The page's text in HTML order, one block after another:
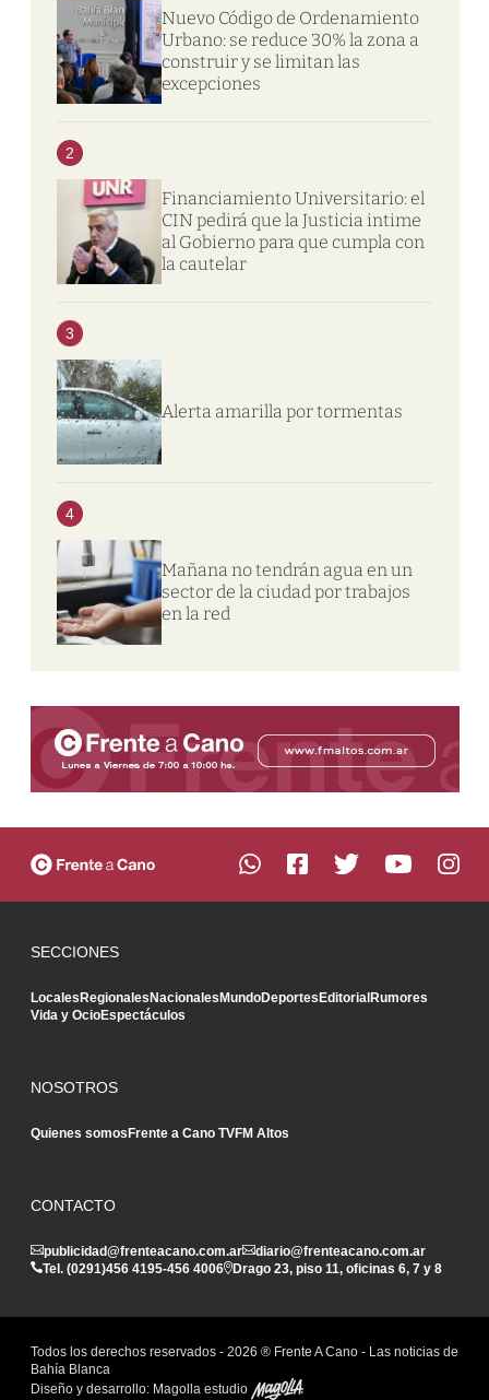
Nuevo Código de Ordenamiento
Urbano: se reduce 30% la zona a
construir y se limitan las
excepciones
2
Financiamiento Universitario: el
CIN pedirá que la Justicia intime
al Gobierno para que cumpla con
la cautelar
3
Alerta amarilla por tormentas
4
Mañana no tendrán agua en un
sector de la ciudad por trabajos
en la red
SECCIONES
LocalesRegionalesNacionalesMundoDeportesEditorialRumores
Vida y OcioEspectáculos
NOSOTROS
Quienes somosFrente a Cano TVFM Altos
CONTACTO
publicidad@frenteacano.com.ar
diario@frenteacano.com.ar
Tel. (0291)456 4195-456 4006 Drago 23, piso 11, oficinas 6, 7 y 8
Todos los derechos reservados - 2026 ® Frente A Cano - Las noticias de
Bahía Blanca
Diseño y desarrollo: Magolla estudio